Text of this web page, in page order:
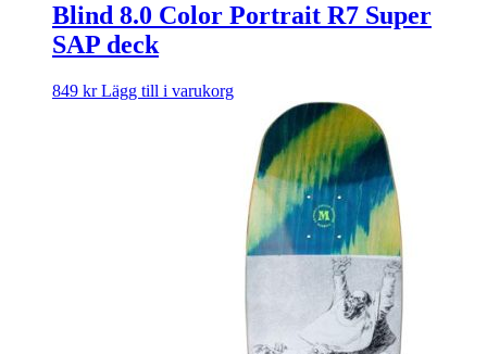
Blind 8.0 Color Portrait R7 Super
SAP deck
849 kr Lägg till i varukorg